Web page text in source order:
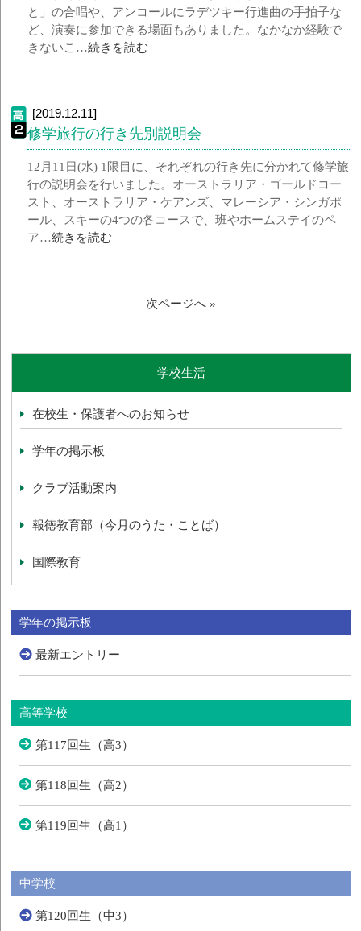
と」の合唱や、アンコールにラデツキー行進曲の手拍子な
ど、演奏に参加できる場面もありました。なかなか経験で
きないこ…続きを読む
[2019.12.11]
修学旅行の行き先別説明会
12月11日(水) 1限目に、それぞれの行き先に分かれて修学旅
行の説明会を行いました。オーストラリア・ゴールドコー
スト、オーストラリア・ケアンズ、マレーシア・シンガポ
ール、スキーの4つの各コースで、班やホームステイのペ
ア…続きを読む
次ページへ »
学校生活
在校生・保護者へのお知らせ
学年の掲示板
クラブ活動案内
報徳教育部（今月のうた・ことば）
国際教育
学年の掲示板
最新エントリー
高等学校
第117回生（高3）
第118回生（高2）
第119回生（高1）
中学校
第120回生（中3）